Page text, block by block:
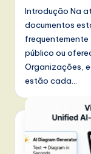
T
r
e
n
d
s
in
Introdução Na
documentos
público ou
Organizações,
estão cada…